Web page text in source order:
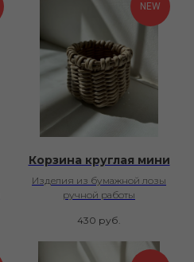
NEW
Корзина круглая мини
Изделия из бумажной лозы
ручной работы
430 руб.